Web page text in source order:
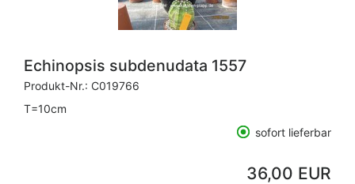
Echinopsis subdenudata 1557
Produkt-Nr.: C019766
T=10cm
sofort lieferbar
36,00 EUR